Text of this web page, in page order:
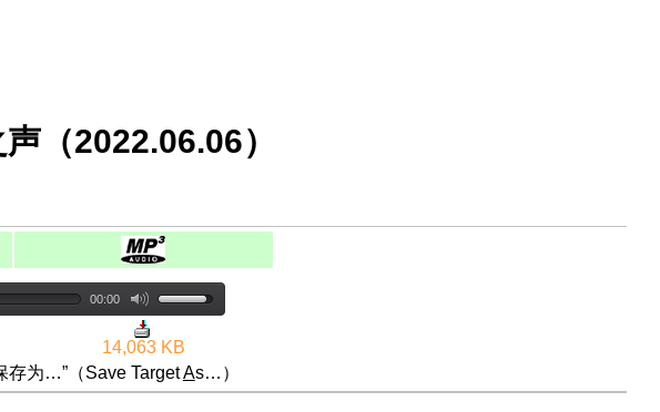
（2022.06.06）
00:00
14,063 KB
存为…”（Save TargetAs…）